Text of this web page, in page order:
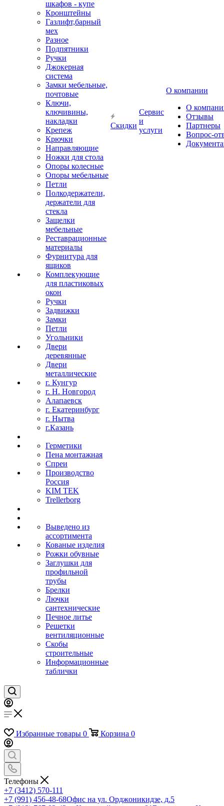
шкафов - купе
Кронштейны
Газлифт,барный
мех
Разное
Подпятники
Ручки
Джокерная
система
Замки мебельные,
почтовые
Ключи,
ключивины,
накладки
Крепеж
Крючки
Направляющие
Ножки для стола
Опоры колесные
Опоры мебельные
Петли
Полкодержатели,
держатели для
стекла
Защелки
мебельные
Реставрационные
материалы
Фурнитура для
ящиков
Комплекующие
для пластиковых
окон
Ручки
Задвижки
Замки
Петли
Угольники
Двери
деревянные
Двери
металлические
г. Кунгур
г. Н. Новгород
Алапаевск
г. Екатеринбург
г. Нытва
г.Казань
Герметики
Пена монтажная
Спреи
Производство
Россия
KIM TEK
Trellerborg
Выведено из
ассортимента
Кованые изделия
Рожки обувные
Заглушки для
профильной
трубы
Брелки
Лючки
сантехнические
Печное литье
Решетки
вентиляционные
Скобы
строительные
Информационные
таблички
Скидки
Сервис
и
услуги
О компании
О
Отзывы
Партнеры
Вопрос-
Избранные товары 0 Корзина 0
Телефоны
+7 (3412) 570-111
+7 (991) 456-48-68Офис на ул. Орджоникидзе, д.5